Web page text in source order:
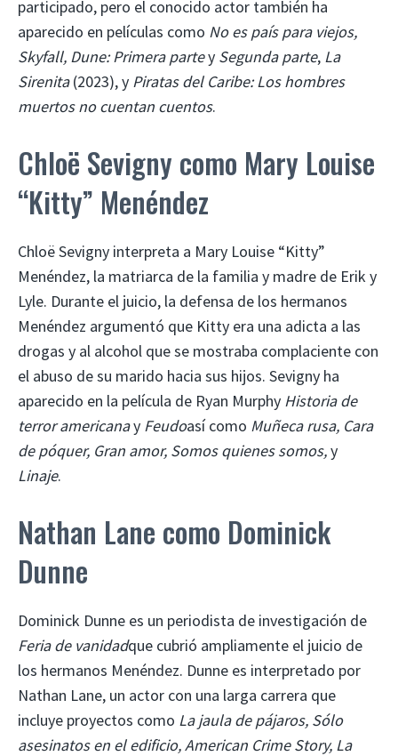
participado, pero el conocido actor también ha
aparecido en películas como No es país para viejos,
Skyfall, Dune: Primera partey Segunda parte, La
Sirenita(2023), y Piratas del Caribe: Los hombres
muertos no cuentan cuentos.
Chloë Sevigny como Mary Louise
“Kitty” Menéndez
Chloë Sevigny interpreta a Mary Louise “Kitty”
Menéndez, la matriarca de la familia y madre de Erik y
Lyle. Durante el juicio, la defensa de los hermanos
Menéndez argumentó que Kitty era una adicta a las
drogas y al alcohol que se mostraba complaciente con
el abuso de su marido hacia sus hijos. Sevigny ha
aparecido en la película de Ryan Murphy Historia de
terror americanay Feudoasí como Muñeca rusa, Cara
de póquer, Gran amor, Somos quienes somos,y
Linaje.
Nathan Lane como Dominick
Dunne
Dominick Dunne es un periodista de investigación de
Feria de vanidadque cubrió ampliamente el juicio de
los hermanos Menéndez. Dunne es interpretado por
Nathan Lane, un actor con una larga carrera que
incluye proyectos como La jaula de pájaros, Sólo
asesinatos en el edificio, American Crime Story, La